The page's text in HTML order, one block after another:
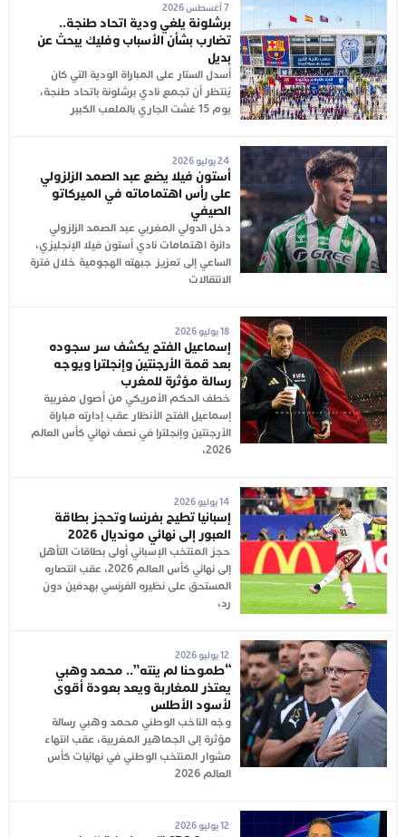
7 أغسطس 2026
برشلونة يلغي ودية اتحاد طنجة..
تضارب بشأن الأسباب وفليك يبحث عن
بديل
أُسدل الستار على المباراة الودية التي كان
يُنتظر أن تجمع نادي برشلونة باتحاد طنجة،
يوم 15 غشت الجاري بالملعب الكبير
24 يوليو 2026
أستون فيلا يضع عبد الصمد الزلزولي
على رأس اهتماماته في الميركاتو
الصيفي
دخل الدولي المغربي عبد الصمد الزلزولي
دائرة اهتمامات نادي أستون فيلا الإنجليزي،
الساعي إلى تعزيز جبهته الهجومية خلال فترة
الانتقالات
18 يوليو 2026
إسماعيل الفتح يكشف سر سجوده
بعد قمة الأرجنتين وإنجلترا ويوجه
رسالة مؤثرة للمغرب
خطف الحكم الأمريكي من أصول مغربية
إسماعيل الفتح الأنظار عقب إدارته مباراة
الأرجنتين وإنجلترا في نصف نهائي كأس العالم
2026،
14 يوليو 2026
إسبانيا تطيح بفرنسا وتحجز بطاقة
العبور إلى نهائي مونديال 2026
حجز المنتخب الإسباني أولى بطاقات التأهل
إلى نهائي كأس العالم 2026، عقب انتصاره
المستحق على نظيره الفرنسي بهدفين دون
رد،
12 يوليو 2026
“طموحنا لم ينته”.. محمد وهبي
يعتذر للمغاربة ويعد بعودة أقوى
لأسود الأطلس
وجّه الناخب الوطني محمد وهبي رسالة
مؤثرة إلى الجماهير المغربية، عقب انتهاء
مشوار المنتخب الوطني في نهائيات كأس
العالم 2026
12 يوليو 2026